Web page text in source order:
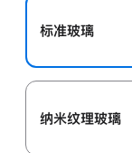
标准玻璃
纳米纹理玻璃